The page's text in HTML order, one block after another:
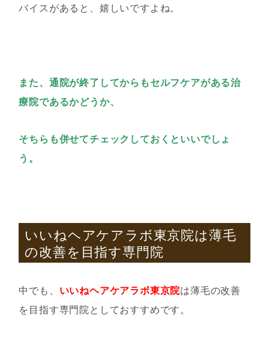
バイスがあると、嬉しいですよね。
また、通院が終了してからもセルフケアがある治
療院であるかどうか、
そちらも併せてチェックしておくといいでしょ
う。
いいねヘアケアラボ東京院は薄毛
の改善を目指す専門院
中でも、 いいねヘアケアラボ東京院は薄毛の改善
を目指す専門院としておすすめです。